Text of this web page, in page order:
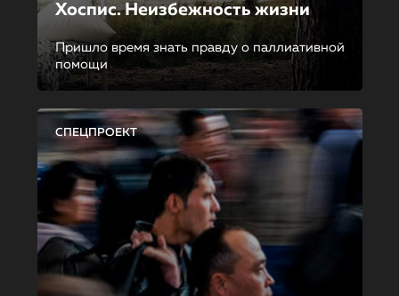
Хоспис. Неизбежность жизни
Пришло время знать правду о паллиативной
помощи
СПЕЦПРОЕКТ